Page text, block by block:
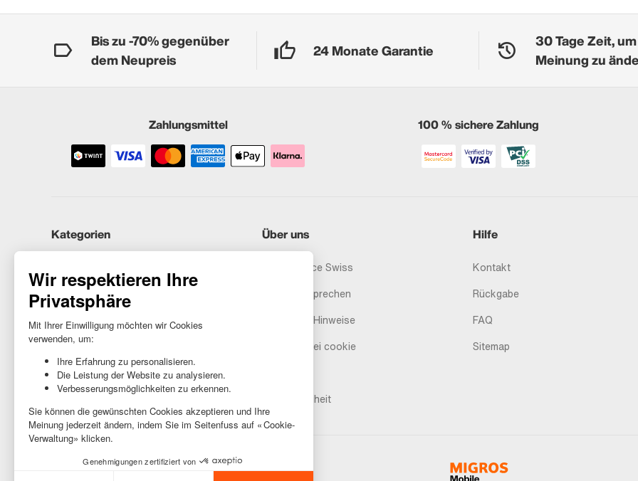
Bis zu -70% gegenüber
dem Neupreis
24 Monate Garantie
30 Tage Zeit,
Meinung zu
Zahlungsmittel 100 % sichere Zahlung
Kategorien
Samsung
Huawei
Benötigst du Hilfe?
Über uns
Recommerce Swiss
Unser Versprechen
Rechtliche Hinweise
Gestione dei cookie
Barrierefreiheit
Hilfe
Kontakt
Rückgabe
FAQ
Sitemap